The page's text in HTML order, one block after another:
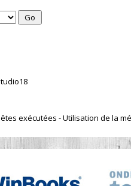
exécutées - Utilisation de la